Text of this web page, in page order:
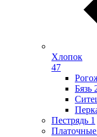
Хлопок
47
Бязь
Пестрядь 1